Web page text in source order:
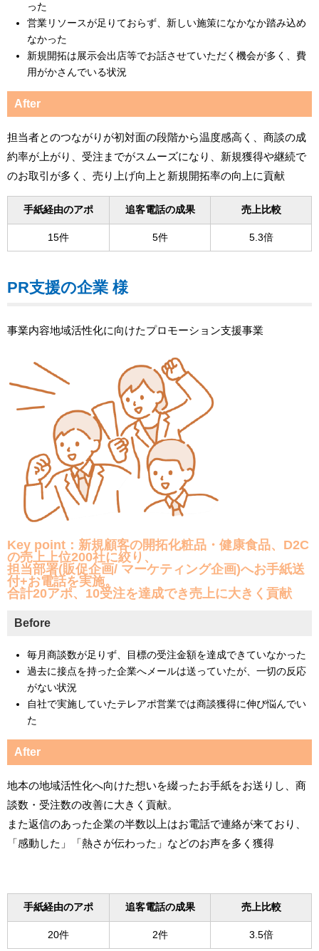
った
営業リソースが足りておらず、新しい施策になかなか踏み込め
なかった
新規開拓は展示会出店等でお話させていただく機会が多く、費
用がかさんでいる状況
After
担当者とのつながりが初対面の段階から温度感高く、商談の成
約率が上がり、受注までがスムーズになり、新規獲得や継続で
のお取引が多く、売り上げ向上と新規開拓率の向上に貢献
手紙経由のアポ 追客電話の成果 売上比較
15件 5件 5.3倍
PR支援の企業 様
事業内容地域活性化に向けたプロモーション支援事業
Key point：新規顧客の開拓化粧品・健康食品、D2C
の売上上位200社に絞り、
担当部署(販促企画/ マーケティング企画)へお手紙送
付+お電話を実施。
合計20アポ、10受注を達成でき売上に大きく貢献
Before
毎月商談数が足りず、目標の受注金額を達成できていなかった
過去に接点を持った企業へメールは送っていたが、一切の反応
がない状況
自社で実施していたテレアポ営業では商談獲得に伸び悩んでい
た
After
地本の地域活性化へ向けた想いを綴ったお手紙をお送りし、商
談数・受注数の改善に大きく貢献。
また返信のあった企業の半数以上はお電話で連絡が来ており、
「感動した」「熱さが伝わった」などのお声を多く獲得
手紙経由のアポ 追客電話の成果 売上比較
20件 2件 3.5倍